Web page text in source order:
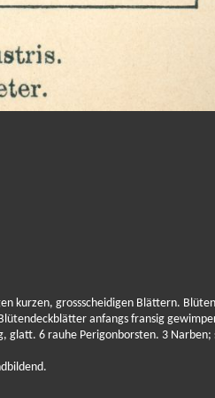
kurzen, grossscheidigen Blättern.
anfangs fransig
glatt. 6 rauhe Perigonborsten. 3 Narben;